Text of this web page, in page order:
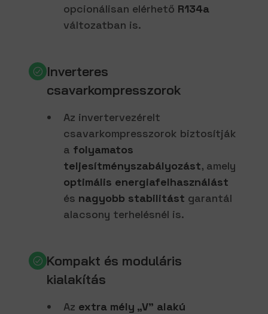
opcionálisan elérhető R134a
változatban is.
Inverteres
csavarkompresszorok
Az invertervezérelt
csavarkompresszorok biztosítják
a folyamatos
teljesítményszabályozást, amely
optimális energiafelhasználást
és nagyobb stabilitást garantál
alacsony terhelésnél is.
Kompakt és moduláris
kialakítás
Az extra mély „V” alakú